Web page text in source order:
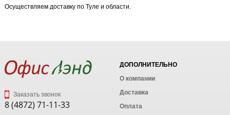
Осуществляем доставку по Туле и области.
Заказать звонок
8 (4872) 71-11-33
ДОПОЛНИТЕЛЬНО
О компании
Доставка
Оплата